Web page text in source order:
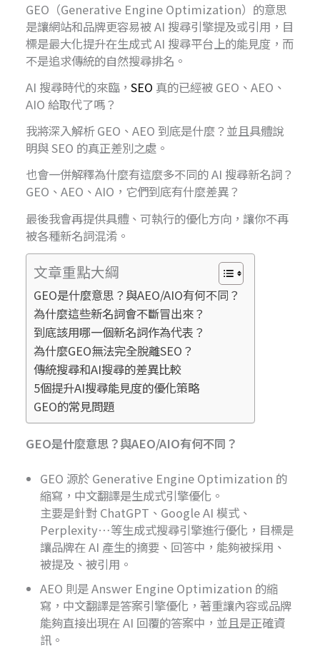
GEO（Generative Engine Optimization）的意思
是讓網站和品牌更容易被 AI 搜尋引擎提及或引用，目
標是最大化提升在生成式 AI 搜尋平台上的能見度，而
不是追求傳統的自然搜尋排名。
AI 搜尋時代的來臨，SEO 真的已經被 GEO、AEO、
AIO 給取代了嗎？
我將深入解析 GEO、AEO 到底是什麼？並且具體說
明與 SEO 的真正差別之處。
也會一併解釋為什麼有這麼多不同的 AI 搜尋新名詞？
GEO、AEO、AIO，它們到底有什麼差異？
最後我會再提供具體、可執行的優化方向，讓你不再
被各種新名詞混淆。
文章重點大綱
GEO是什麼意思？與AEO/AIO有何不同？
為什麼這些新名詞會不斷冒出來？
到底該用哪一個新名詞作為代表？
為什麼GEO無法完全脫離SEO？
傳統搜尋和AI搜尋的差異比較
5個提升AI搜尋能見度的優化策略
GEO的常見問題
GEO是什麼意思？與AEO/AIO有何不同？
GEO 源於 Generative Engine Optimization 的
縮寫，中文翻譯是生成式引擎優化。
主要是針對 ChatGPT、Google AI 模式、
Perplexity…等生成式搜尋引擎進行優化，目標是
讓品牌在 AI 產生的摘要、回答中，能夠被採用、
被提及、被引用。
AEO 則是 Answer Engine Optimization 的縮
寫，中文翻譯是答案引擎優化，著重讓內容或品牌
能夠直接出現在 AI 回覆的答案中，並且是正確資
訊。